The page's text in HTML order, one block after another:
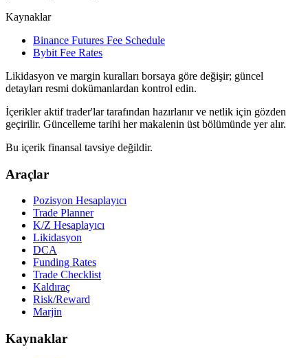
Kaynaklar
Binance Futures Fee Schedule
Bybit Fee Rates
Likidasyon ve margin kuralları borsaya göre değişir; güncel
detayları resmi dokümanlardan kontrol edin.
İçerikler aktif trader'lar tarafından hazırlanır ve netlik için gözden
geçirilir. Güncelleme tarihi her makalenin üst bölümünde yer alır.
Bu içerik finansal tavsiye değildir.
Araçlar
Pozisyon Hesaplayıcı
Trade Planner
K/Z Hesaplayıcı
Likidasyon
DCA
Funding Rates
Trade Checklist
Kaldıraç
Risk/Reward
Marjin
Kaynaklar